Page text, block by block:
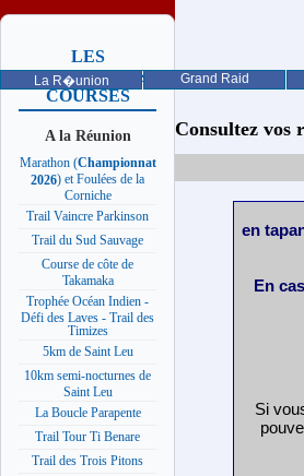
La R�union Grand Raid
LES
PROCHAINES
COURSES
A la Réunion
Marathon (Championnat
2026) et Foulées de la
Corniche
Trail Vaincre Parkinson
Trail du Sud Sauvage
Course de côte de
Takamaka
Trophée Océan Indien -
Défi des Laves - Trail des
Timizes
5km de Saint Leu
10km semi-nocturnes de
Saint Leu
La Boucle Parapente
Trail Tour Ti Benare
Trail des Trois Pitons
Consultez vos
en
En
Si